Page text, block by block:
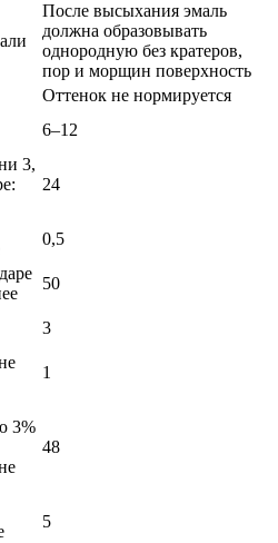
После высыхания эмаль
должна образовывать
однородную без кратеров,
пор и морщин поверхность
Оттенок не нормируется
6–12
3,
24
0,5
50
3
1
3%
48
5